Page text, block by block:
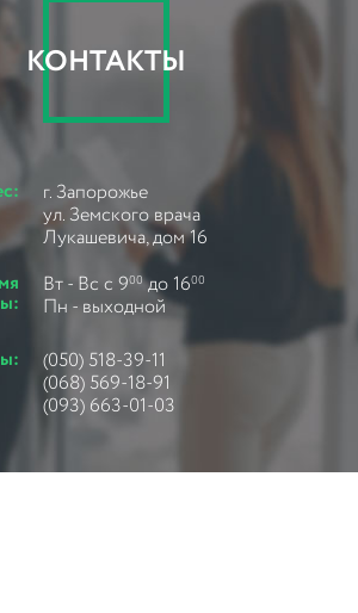
КОНТАКТЫ
г. Запорожье
ул. Земского врача
Лукашевича, дом 16
Вт - Вс с 900до 1600
Пн - выходной
(050) 518-39-11
(068) 569-18-91
(093) 663-01-03